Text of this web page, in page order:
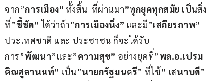
จาก”การเมือง” ทั้งสิ้น  ที่ผ่านมา”ทุกยุคทุกสมัย เป็นสิ่ง
ที่”ชี้ชัด” ได้ว่าถ้า”การเมืองนิ่ง” และมี”เสถียรภาพ”
ประเทศชาติ และ ประชาชน ก็จะได้รับ
การ”พัฒนา”และ”ความสุข” อย่างยุคที่”พล.อ.เปรม
ติณสูลานนท์” เป็น”นายกรัฐมนตรี” ที่ใช้” เสนาบดี”